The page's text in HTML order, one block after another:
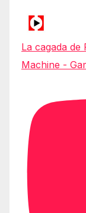
La cagada de
Machine -